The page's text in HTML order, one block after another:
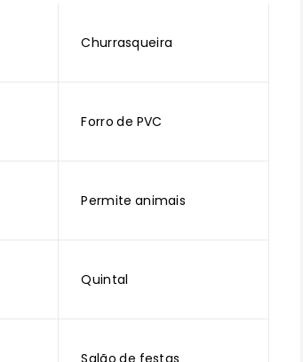
Churrasqueira
Forro de PVC
Permite animais
Quintal
Salão de festas